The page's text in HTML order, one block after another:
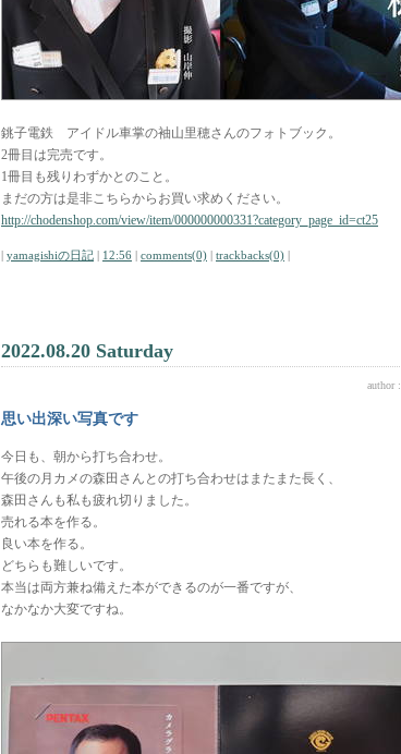
銚子電鉄 アイドル車掌の袖山里穂さんのフォトブック。
2冊目は完売です。
1冊目も残りわずかとのこと。
まだの方は是非こちらからお買い求めください。
http://chodenshop.com/view/item/000000000331?category_page_id=ct25
| yamagishiの日記 | 12:56 | comments(0) | trackbacks(0) |
2022.08.20 Saturday
author :
思い出深い写真です
今日も、朝から打ち合わせ。
午後の月カメの森田さんとの打ち合わせはまたまた長く、
森田さんも私も疲れ切りました。
売れる本を作る。
良い本を作る。
どちらも難しいです。
本当は両方兼ね備えた本ができるのが一番ですが、
なかなか大変ですね。